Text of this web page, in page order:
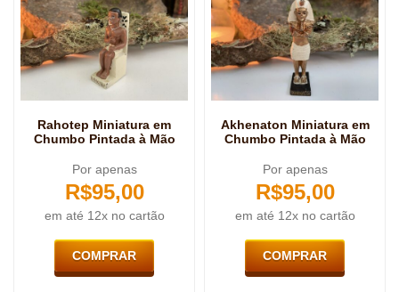
Rahotep Miniatura em
Chumbo Pintada à Mão
Por apenas
R$95,00
em até 12x no cartão
COMPRAR
Akhenaton Miniatura em
Chumbo Pintada à Mão
Por apenas
R$95,00
em até 12x no cartão
COMPRAR